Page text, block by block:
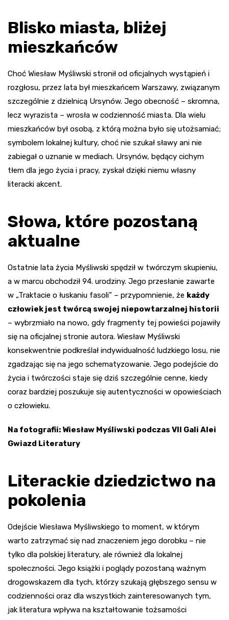
Blisko miasta, bliżej
mieszkańców
Choć Wiesław Myśliwski stronił od oficjalnych wystąpień i
rozgłosu, przez lata był mieszkańcem Warszawy, związanym
szczególnie z dzielnicą Ursynów. Jego obecność – skromna,
lecz wyrazista – wrosła w codzienność miasta. Dla wielu
mieszkańców był osobą, z którą można było się utożsamiać;
symbolem lokalnej kultury, choć nie szukał sławy ani nie
zabiegał o uznanie w mediach. Ursynów, będący cichym
tłem dla jego życia i pracy, zyskał dzięki niemu własny
literacki akcent.
Słowa, które pozostaną
aktualne
Ostatnie lata życia Myśliwski spędził w twórczym skupieniu,
a w marcu obchodził 94. urodziny. Jego przesłanie zawarte
w „Traktacie o łuskaniu fasoli” – przypomnienie, że każdy
człowiek jest twórcą swojej niepowtarzalnej historii
– wybrzmiało na nowo, gdy fragmenty tej powieści pojawiły
się na oficjalnej stronie autora. Wiesław Myśliwski
konsekwentnie podkreślał indywidualność ludzkiego losu, nie
zgadzając się na jego schematyzowanie. Jego podejście do
życia i twórczości staje się dziś szczególnie cenne, kiedy
coraz bardziej poszukuje się autentyczności w opowieściach
o człowieku.
Na fotografii: Wiesław Myśliwski podczas VII Gali Alei
Gwiazd Literatury
Literackie dziedzictwo na
pokolenia
Odejście Wiesława Myśliwskiego to moment, w którym
warto zatrzymać się nad znaczeniem jego dorobku – nie
tylko dla polskiej literatury, ale również dla lokalnej
społeczności. Jego książki i poglądy pozostaną ważnym
drogowskazem dla tych, którzy szukają głębszego sensu w
codzienności oraz dla wszystkich zainteresowanych tym,
jak literatura wpływa na kształtowanie tożsamości